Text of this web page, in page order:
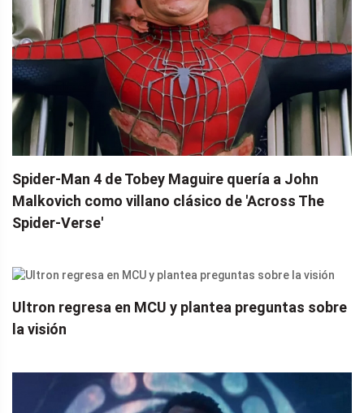
Spider-Man 4 de Tobey Maguire quería a John
Malkovich como villano clásico de 'Across The
Spider-Verse'
Ultron regresa en MCU y plantea preguntas sobre
la visión